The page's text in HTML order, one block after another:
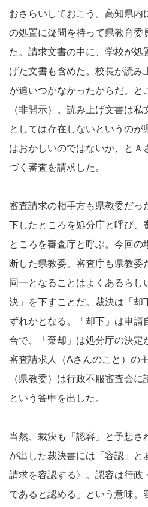
おさらいしておこう。高知県内
の処置に疑問を持って県教育委
た。請求文書の中に、学校が処
げた文書も含めた。校長が読み
が追いつかなかったからだ。と
（非開示）。読み上げ文書は
としては存在しないというの
はおかしいのではないか、とＡ
づく審査を請求した。
審査請求の相手方も県教委だっ
下したところを処分庁と呼び、
ところを審査庁と呼ぶ。今回の
断した県教委。審査庁も県教
同一となることはよくあるらし
決」を下すことだ。裁決は「却
ずれかとなる。「却下」は申請
合で、「棄却」は処分庁の決定
審査請求人（Aさんのこと）の
（県教委）は行政不服審査会に
という答申を出した。
当然、裁決も「認容」と予想さ
が出した裁決書には「容認」と
請求を容認する〉。認容は行政
であると認める」という意味。